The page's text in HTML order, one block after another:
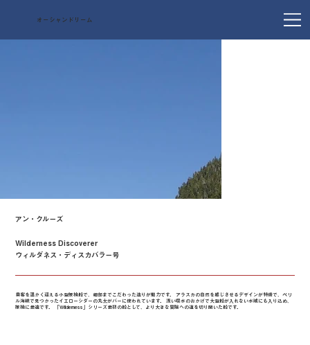
オーシャンドリーム
アン・クルーズ
ウィルダネス・ディスカバラー号
Wilderness Discoverer
乗客を温かく迎える小型探検船で、細部までこだわった造りが魅力です。 アラスカの自然を感じさせるデザインが特徴で、ペリ
ル海峡で見つかったイエローシダーの丸太がバーに使われています。 浅い喫水のおかげで大型船が入れない水域にも入り込め、
探検に最適です。 「Wilderness」シリーズ最初の船として、より大きな冒険への道を切り開いた船です。